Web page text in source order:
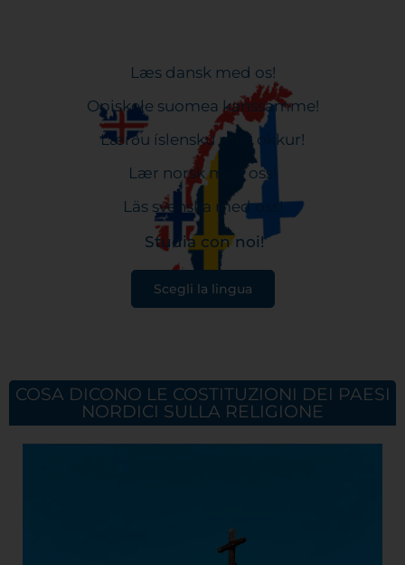
Læs dansk med os!
Opiskele suomea kanssamme!
Lærðu íslensku með okkur!
Lær norsk med oss!
Läs svenska med oss!
Studia con noi!
Scegli la lingua
COSA DICONO LE COSTITUZIONI DEI PAESI
NORDICI SULLA RELIGIONE